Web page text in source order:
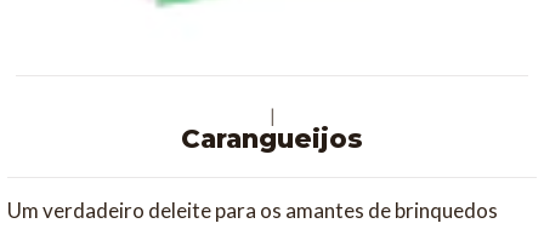
|
Carangueijos
Um verdadeiro deleite para os amantes de brinquedos